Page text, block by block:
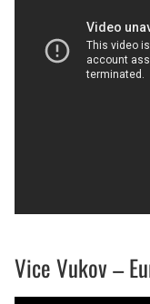
Vice Vukov –